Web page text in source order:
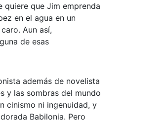
quiere que Jim emprenda
en el agua en un
Aun así,
de esas
además de novelista
y las sombras del mundo
cinismo ni ingenuidad, y
Babilonia. Pero